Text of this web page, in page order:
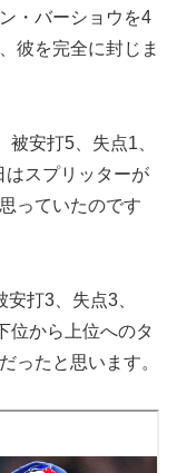
・バーショウを4
彼を完全に封じま
安打5、失点1、
はスプリッターが
っていたのです
打3、失点3、
位から上位へのタ
ったと思います。